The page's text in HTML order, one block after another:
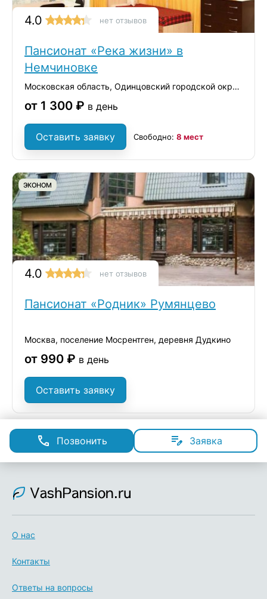
4.0 нет отзывов
Пансионат «Река жизни» в
Немчиновке
Московская область, Одинцовский городской округ, село Немчиновка, Ольховая улица, 18
от 1 300 ₽ в день
Оставить заявку Свободно: 8 мест
ЭКОНОМ
4.0 нет отзывов
Пансионат «Родник» Румянцево
Москва, поселение Мосрентген, деревня Дудкино
от 990 ₽ в день
Оставить заявку
Позвонить Заявка
О нас
Контакты
Ответы на вопросы